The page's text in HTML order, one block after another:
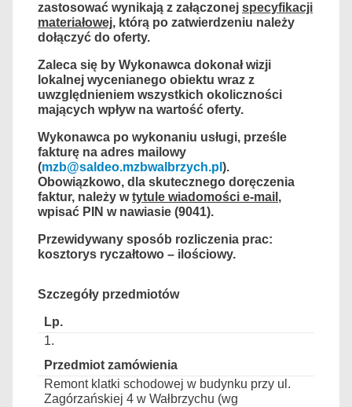
zastosować wynikają z załączonej specyfikacji
materiałowej, którą po zatwierdzeniu należy
dołączyć do oferty.
Zaleca się by Wykonawca dokonał wizji
lokalnej wycenianego obiektu wraz z
uwzględnieniem wszystkich okoliczności
mających wpływ na wartość oferty.
Wykonawca po wykonaniu usługi, prześle
fakturę na adres mailowy
(mzb@saldeo.mzbwalbrzych.pl ).
Obowiązkowo, dla skutecznego doręczenia
faktur, należy wtytule wiadomości e-mail ,
wpisać PIN w nawiasie (9041).
Przewidywany sposób rozliczenia prac:
kosztorys ryczałtowo – ilościowy.
Szczegóły przedmiotów
1.
Remont klatki schodowej w budynku przy ul.
Zagórzańskiej 4 w Wałbrzychu (wg